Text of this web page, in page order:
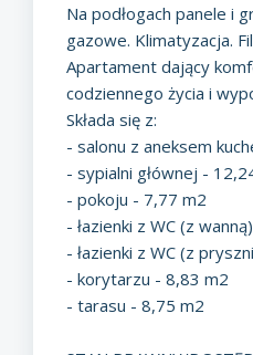
Na podłogach panele i
gazowe. Klimatyzacja.
Apartament dający
codziennego życia i
Składa się z:
- salonu z aneksem
- sypialni głównej -
- pokoju - 7,77 m2
- łazienki z WC (z
- łazienki z WC (z
- korytarzu - 8,83 m2
- tarasu - 8,75 m2